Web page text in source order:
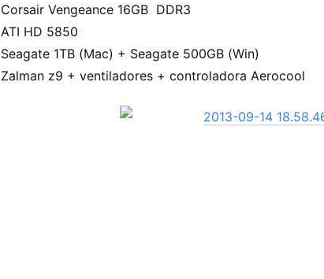
Corsair Vengeance 16GB DDR3
ATI HD 5850
Seagate 1TB (Mac) + Seagate 500GB (Win)
Zalman z9 + ventiladores + controladora Aerocool